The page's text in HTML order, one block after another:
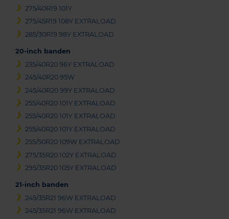
275/40R19 101Y
275/45R19 108Y EXTRALOAD
285/30R19 98Y EXTRALOAD
20-inch banden
235/40R20 96Y EXTRALOAD
245/40R20 95W
245/40R20 99Y EXTRALOAD
255/40R20 101Y EXTRALOAD
255/40R20 101Y EXTRALOAD
255/40R20 101Y EXTRALOAD
255/50R20 109W EXTRALOAD
275/35R20 102Y EXTRALOAD
295/35R20 105Y EXTRALOAD
21-inch banden
245/35R21 96W EXTRALOAD
245/35R21 96W EXTRALOAD